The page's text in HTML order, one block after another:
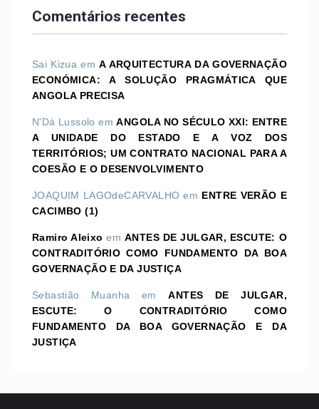
Comentários recentes
Sai Kizua emA ARQUITECTURA DA GOVERNAÇÃO
ECONÓMICA: A SOLUÇÃO PRAGMÁTICA QUE
ANGOLA PRECISA
N'Dá Lussolo emANGOLA NO SÉCULO XXI: ENTRE
A UNIDADE DO ESTADO E A VOZ DOS
TERRITÓRIOS; UM CONTRATO NACIONAL PARA A
COESÃO E O DESENVOLVIMENTO
JOAQUIM LAGOdeCARVALHO em ENTRE VERÃO E
CACIMBO (1)
Ramiro Aleixo emANTES DE JULGAR, ESCUTE: O
CONTRADITÓRIO COMO FUNDAMENTO DA BOA
GOVERNAÇÃO E DA JUSTIÇA
Sebastião Muanha emANTES DE JULGAR,
ESCUTE: O CONTRADITÓRIO COMO
FUNDAMENTO DA BOA GOVERNAÇÃO E DA
JUSTIÇA